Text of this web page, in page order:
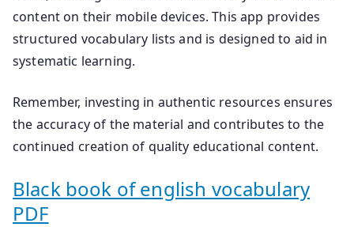
content on their mobile devices. This app provides
structured vocabulary lists and is designed to aid in
systematic learning.
Remember, investing in authentic resources ensures
the accuracy of the material and contributes to the
continued creation of quality educational content.
Black book of english vocabulary
PDF